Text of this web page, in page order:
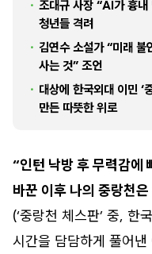
조대규 사장 “AI가 흉
청년들 격려
김연수 소설가 “미래 불
사는 것” 조언
대상에 한국외대 이민 ‘
만든 따뜻한 위로
“인턴 낙방 후 무력감에
바꾼 이후 나의 중랑천
(‘중랑천 체스판’ 중, 한
시간을 담담하게 풀어